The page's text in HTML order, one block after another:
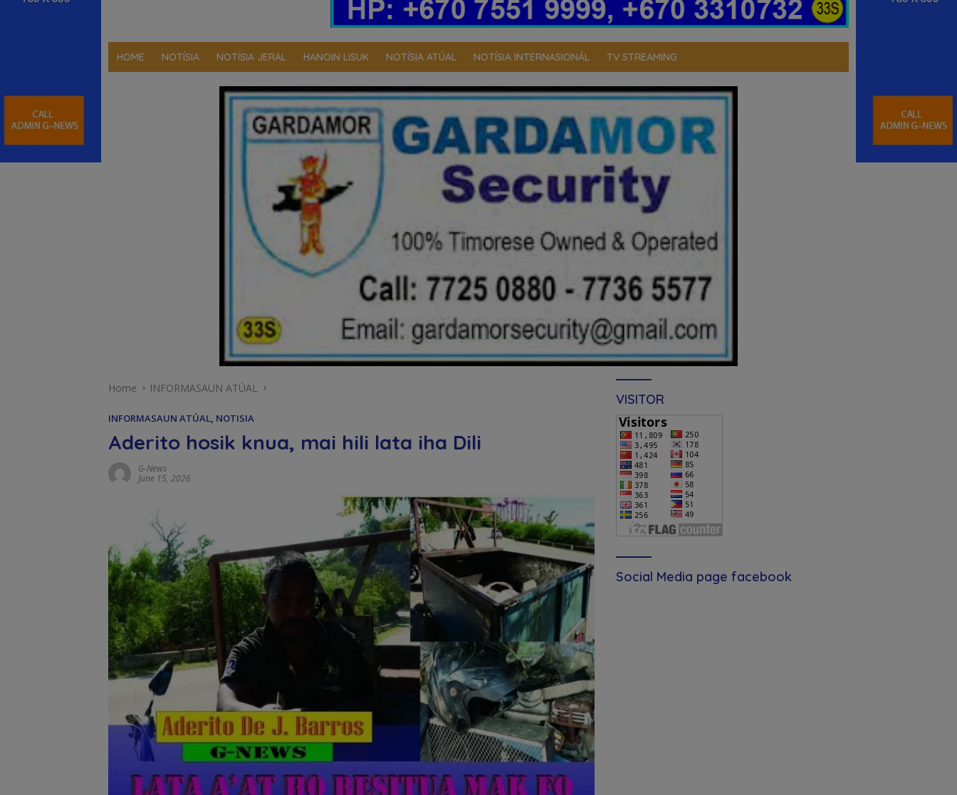
HOME NOTÍSIA NOTÍSIA JERAL HANOIN LISUK NOTÍSIA ATÚAL NOTÍSIA INTERNASIONÁL TV STREAMING
Home INFORMASAUN ATÚAL
INFORMASAUN ATÚAL, NOTISIA
Aderito hosik knua, mai hili lata iha Dili
G-News
June 15, 2026
VISITOR
Social Media page facebook